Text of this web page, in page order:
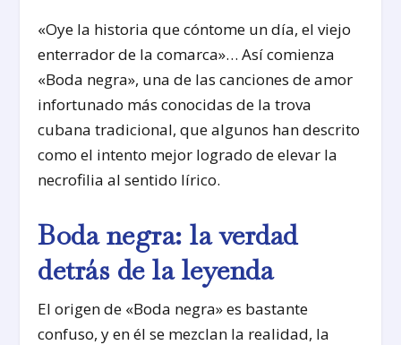
«Oye la historia que cóntome un día, el viejo
enterrador de la comarca»… Así comienza
«Boda negra», una de las canciones de amor
infortunado más conocidas de la trova
cubana tradicional, que algunos han descrito
como el intento mejor logrado de elevar la
necrofilia al sentido lírico.
Boda negra: la verdad
detrás de la leyenda
El origen de «Boda negra» es bastante
confuso, y en él se mezclan la realidad, la